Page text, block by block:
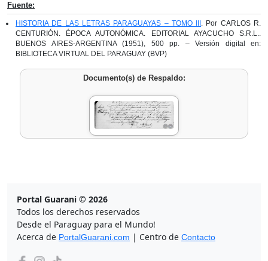
Fuente:
HISTORIA DE LAS LETRAS PARAGUAYAS – TOMO III . Por CARLOS R.
CENTURIÓN. ÉPOCA AUTONÓMICA. EDITORIAL AYACUCHO S.R.L..
BUENOS AIRES-ARGENTINA (1951), 500 pp. – Versión digital en:
BIBLIOTECA VIRTUAL DEL PARAGUAY (BVP)
Documento(s) de Respaldo:
Portal Guarani © 2026
Todos los derechos reservados
Desde el Paraguay para el Mundo!
Acerca de PortalGuarani.com | Centro de Contacto